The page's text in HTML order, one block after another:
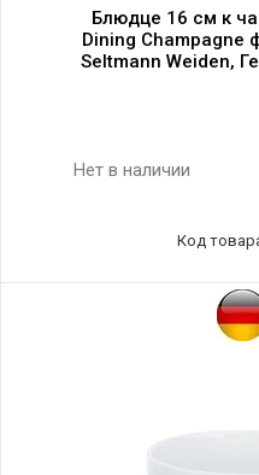
Блюдце 16 см к
Dining Champagne
Seltmann Weiden,
Нет в наличии
Код